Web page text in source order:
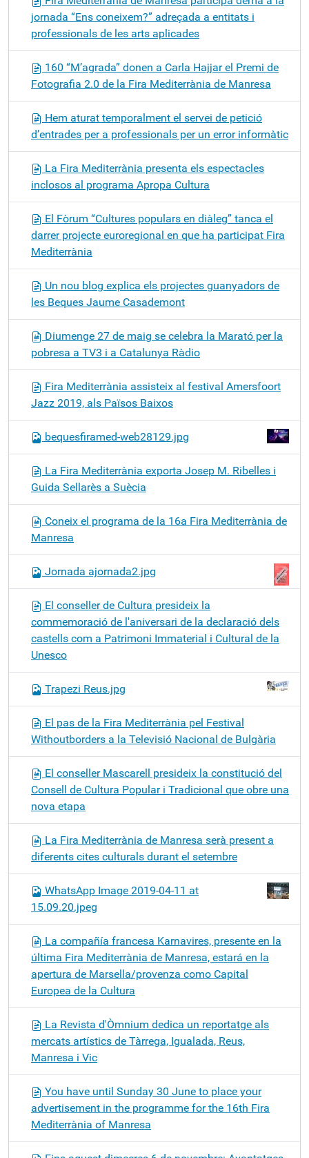
jornada “Ens coneixem?” adreçada a entitats i
professionals de les arts aplicades
160 “M’agrada” donen a Carla Hajjar el Premi de
Fotografia 2.0 de la Fira Mediterrània de Manresa
Hem aturat temporalment el servei de petició
d’entrades per a professionals per un error informàtic
La Fira Mediterrània presenta els espectacles
inclosos al programa Apropa Cultura
El Fòrum “Cultures populars en diàleg” tanca el
darrer projecte euroregional en que ha participat Fira
Mediterrània
Un nou blog explica els projectes guanyadors de
les Beques Jaume Casademont
Diumenge 27 de maig se celebra la Marató per la
pobresa a TV3 i a Catalunya Ràdio
Fira Mediterrània assisteix al festival Amersfoort
Jazz 2019, als Països Baixos
bequesfiramed-web28129.jpg
La Fira Mediterrània exporta Josep M. Ribelles i
Guida Sellarès a Suècia
Coneix el programa de la 16a Fira Mediterrània de
Manresa
Jornada ajornada2.jpg
El conseller de Cultura presideix la
commemoració de l'aniversari de la declaració dels
castells com a Patrimoni Immaterial i Cultural de la
Unesco
Trapezi Reus.jpg
El pas de la Fira Mediterrània pel Festival
Withoutborders a la Televisió Nacional de Bulgària
El conseller Mascarell presideix la constitució del
Consell de Cultura Popular i Tradicional que obre una
nova etapa
La Fira Mediterrània de Manresa serà present a
diferents cites culturals durant el setembre
WhatsApp Image 2019-04-11 at
15.09.20.jpeg
La compañía francesa Karnavires, presente en la
última Fira Mediterrània de Manresa, estará en la
apertura de Marsella/provenza como Capital
Europea de la Cultura
La Revista d'Òmnium dedica un reportatge als
mercats artístics de Tàrrega, Igualada, Reus,
Manresa i Vic
You have until Sunday 30 June to place your
advertisement in the programme for the 16th Fira
Mediterrània of Manresa